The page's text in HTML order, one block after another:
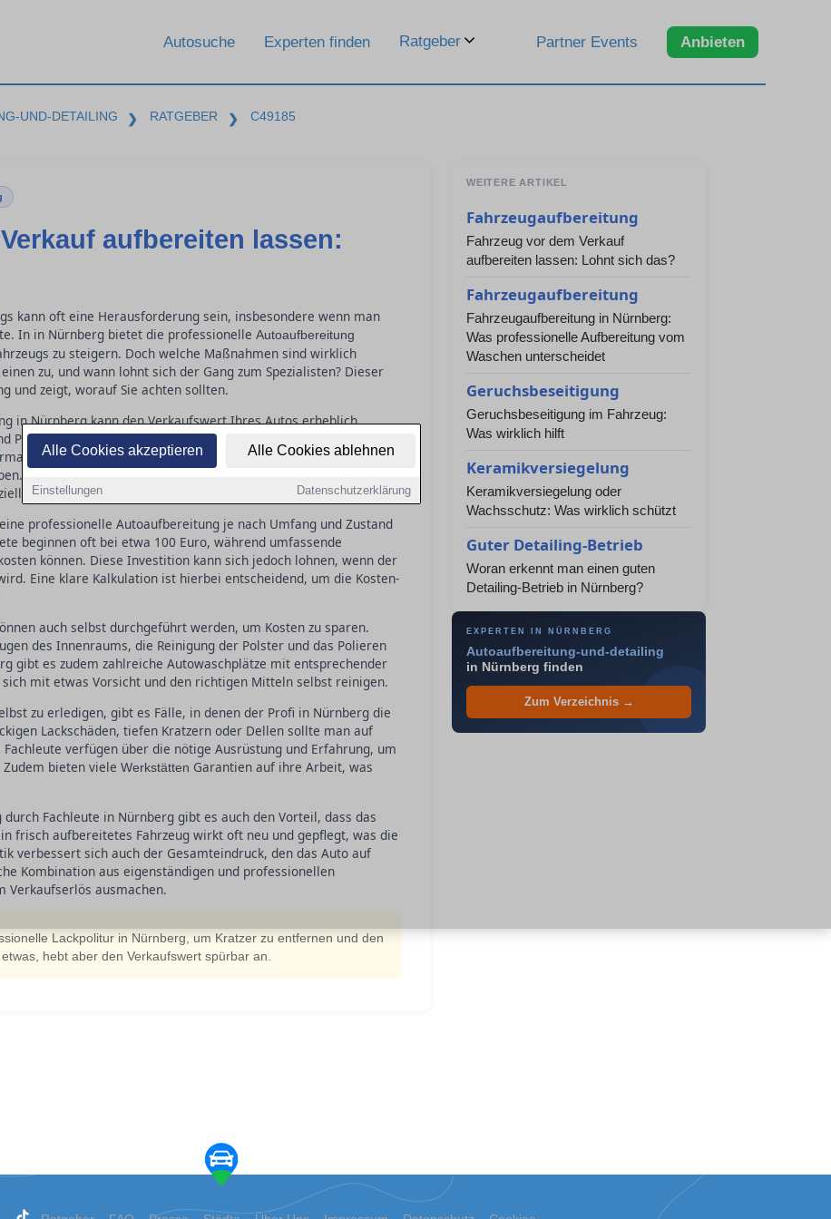
Alle Cookies akzeptieren Alle Cookies ablehnen
Einstellungen Datenschutzerklärung
Autosuche Experten finden Ratgeber Partner Events Anbieten
UND-DETAILING ❯ RATGEBER ❯ C49185
aufbereiten lassen:
kann oft eine Herausforderung sein, insbesondere wenn man
In in Nürnberg bietet die professionelle Autoaufbereitung
zu steigern. Doch welche Maßnahmen sind wirklich
zu, und wann lohnt sich der Gang zum Spezialisten? Dieser
und zeigt, worauf Sie achten sollten.
in Nürnberg kann den Verkaufswert Ihres Autos erheblich
Pflege wird nicht nur das äußere Erscheinungsbild verbessert,
gebracht. Kratzer, Dellen und kleine Lackschäden lassen sich
Diese Maßnahmen machen das Fahrzeug nicht nur optisch
Käufer attraktiver.
professionelle Autoaufbereitung je nach Umfang und Zustand
beginnen oft bei etwa 100 Euro, während umfassende
können. Diese Investition kann sich jedoch lohnen, wenn der
Eine klare Kalkulation ist hierbei entscheidend, um die Kosten-
auch selbst durchgeführt werden, um Kosten zu sparen.
des Innenraums, die Reinigung der Polster und das Polieren
gibt es zudem zahlreiche Autowaschplätze mit entsprechender
mit etwas Vorsicht und den richtigen Mitteln selbst reinigen.
zu erledigen, gibt es Fälle, in denen der Profi in Nürnberg die
Lackschäden, tiefen Kratzern oder Dellen sollte man auf
verfügen über die nötige Ausrüstung und Erfahrung, um
bieten viele Werkstätten Garantien auf ihre Arbeit, was
Fachleute in Nürnberg gibt es auch den Vorteil, dass das
frisch aufbereitetes Fahrzeug wirkt oft neu und gepflegt, was die
verbessert sich auch der Gesamteindruck, den das Auto auf
Kombination aus eigenständigen und professionellen
Verkaufserlös ausmachen.
Lackpolitur in Nürnberg, um Kratzer zu entfernen und den
hebt aber den Verkaufswert spürbar an.
WEITERE ARTIKEL
Fahrzeugaufbereitung
Fahrzeug vor dem Verkauf
aufbereiten lassen: Lohnt sich das?
Fahrzeugaufbereitung
Fahrzeugaufbereitung in Nürnberg:
Was professionelle Aufbereitung vom
Waschen unterscheidet
Geruchsbeseitigung
Geruchsbeseitigung im Fahrzeug:
Was wirklich hilft
Keramikversiegelung
Keramikversiegelung oder
Wachsschutz: Was wirklich schützt
Guter Detailing-Betrieb
Woran erkennt man einen guten
Detailing-Betrieb in Nürnberg?
EXPERTEN IN NÜRNBERG
Autoaufbereitung-und-detailing
in Nürnberg finden
Zum Verzeichnis →